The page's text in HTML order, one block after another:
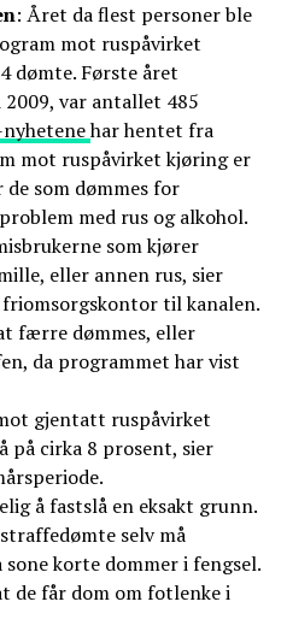
: Året da flest personer ble
mot ruspåvirket
dømte. Første året
var antallet 485
har hentet fra
mot ruspåvirket kjøring er
som dømmes for
med rus og alkohol.
som kjører
eller annen rus, sier
til kanalen.
færre dømmes, eller
da programmet har vist
gjentatt ruspåvirket
på cirka 8 prosent, sier
å fastslå en eksakt grunn.
selv må
sone korte dommer i fengsel.
de får dom om fotlenke i